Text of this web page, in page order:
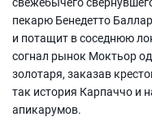
пекарю Бенедетто
и потащит в соседнюю
согнал рынок Моктьор
золотаря, заказав
так история Карпаччо и
апикарумов.